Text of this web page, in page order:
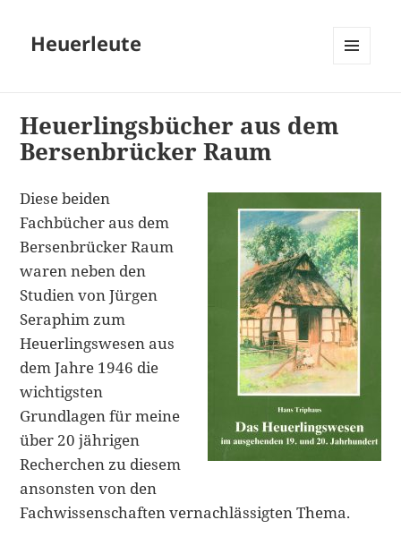
Heuerleute
Heuerlingsbücher aus dem
Bersenbrücker Raum
Diese beiden
Fachbücher aus dem
Bersenbrücker Raum
waren neben den
Studien von Jürgen
Seraphim zum
Heuerlingswesen aus
dem Jahre 1946 die
wichtigsten
Grundlagen für meine
über 20 jährigen
Recherchen zu diesem
ansonsten von den
Fachwissenschaften vernachlässigten Thema.